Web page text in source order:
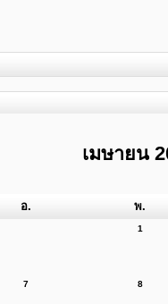
เมษายน
อ. พ.
1
7 8